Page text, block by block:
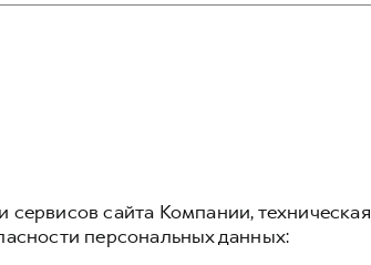
сайта Компании, техническая
персональных данных: